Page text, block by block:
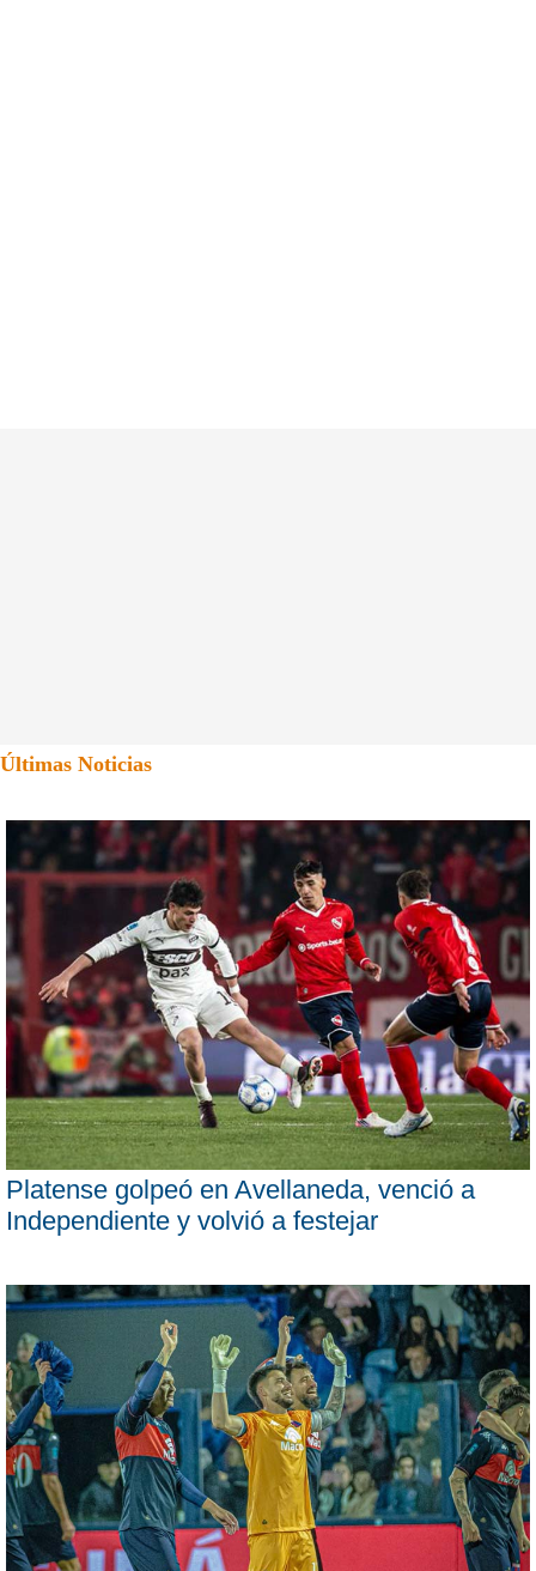
Últimas Noticias
Platense golpeó en Avellaneda, venció a
Independiente y volvió a festejar